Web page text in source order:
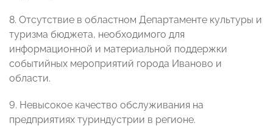
8. Отсутствие в областном Департаменте культуры и
туризма бюджета, необходимого для
информационной и материальной поддержки
событийных мероприятий города Иваново и
области.
9. Невысокое качество обслуживания на
предприятиях туриндустрии в регионе.